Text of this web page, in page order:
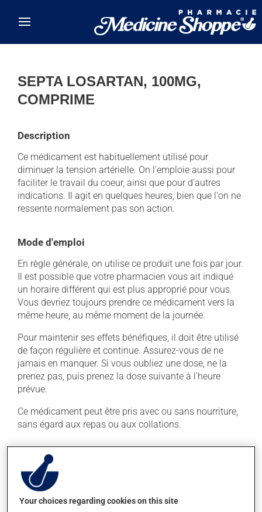
SEPTA LOSARTAN, 100MG,
COMPRIME
Description
Ce médicament est habituellement utilisé pour
diminuer la tension artérielle. On l'emploie aussi pour
faciliter le travail du coeur, ainsi que pour d'autres
indications. Il agit en quelques heures, bien que l'on ne
ressente normalement pas son action.
Mode d'emploi
En règle générale, on utilise ce produit une fois par jour.
Il est possible que votre pharmacien vous ait indiqué
un horaire différent qui est plus approprié pour vous.
Vous devriez toujours prendre ce médicament vers la
même heure, au même moment de la journée.
Pour maintenir ses effets bénéfiques, il doit être utilisé
de façon régulière et continue. Assurez-vous de ne
jamais en manquer. Si vous oubliez une dose, ne la
prenez pas, puis prenez la dose suivante à l'heure
prévue.
Ce médicament peut être pris avec ou sans nourriture,
sans égard aux repas ou aux collations.
Effets indésirables
En plus de ses effets recherchés, ce produit peut à
l'occasion entraîner certains effets indésirables (effets
secondaires), notamment :
Your choices regarding cookies on this site